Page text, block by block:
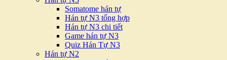
Somatome hán tự
Hán tự N3 tổng hợp
Hán tự N3 chi tiết
Game hán tự N3
Quiz Hán Tự N3
Hán tự N2